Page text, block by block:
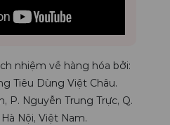
nhiệm về hàng hóa bởi:
Tiêu Dùng Việt Châu.
P. Nguyễn Trung Trực, Q.
Nội, Việt Nam.